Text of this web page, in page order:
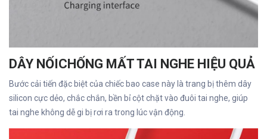
DÂY NỐICHỐNG MẤT TAI NGHE HIỆU QUẢ
Bước cải tiến đặc biệt của chiếc bao case này là trang bị thêm dây
silicon cực dẻo, chắc chắn, bền bỉ cột chặt vào đuôi tai nghe, giúp
tai nghe không dễ gi bị rơi ra trong lúc vận động.